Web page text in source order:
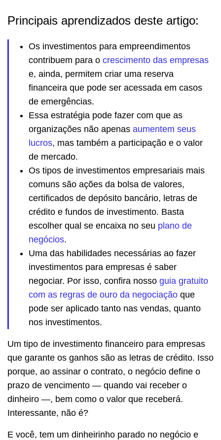
Principais aprendizados deste artigo:
Os investimentos para empreendimentos
contribuem para o crescimento das empresas
e, ainda, permitem criar uma reserva
financeira que pode ser acessada em casos
de emergências.
Essa estratégia pode fazer com que as
organizações não apenas aumentem seus
lucros, mas também a participação e o valor
de mercado.
Os tipos de investimentos empresariais mais
comuns são ações da bolsa de valores,
certificados de depósito bancário, letras de
crédito e fundos de investimento. Basta
escolher qual se encaixa no seu plano de
negócios.
Uma das habilidades necessárias ao fazer
investimentos para empresas é saber
negociar. Por isso, confira nosso guia gratuito
com as regras de ouro da negociação que
pode ser aplicado tanto nas vendas, quanto
nos investimentos.
Um tipo de investimento financeiro para empresas
que garante os ganhos são as letras de crédito. Isso
porque, ao assinar o contrato, o negócio define o
prazo de vencimento — quando vai receber o
dinheiro —, bem como o valor que receberá.
Interessante, não é?
E você, tem um dinheirinho parado no negócio e